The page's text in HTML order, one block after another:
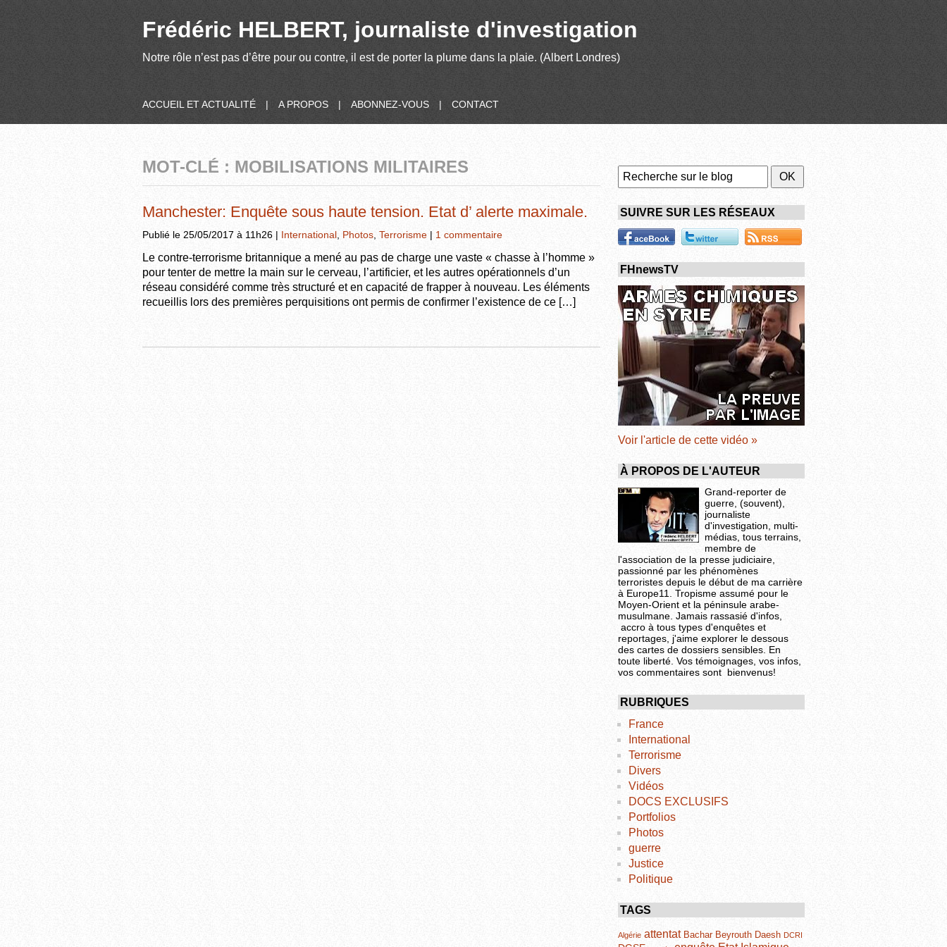
Frédéric HELBERT, journaliste d'investigation
Notre rôle n’est pas d’être pour ou contre, il est de porter la plume dans la plaie. (Albert Londres)
ACCUEIL ET ACTUALITÉ | A PROPOS | ABONNEZ-VOUS | CONTACT
MOT-CLÉ : MOBILISATIONS MILITAIRES
Manchester: Enquête sous haute tension. Etat d’ alerte maximale.
Publié le 25/05/2017 à 11h26 | International Photos Terrorisme | 1 commentaire
Le contre-terrorisme britannique a mené au pas de charge une vaste « chasse à l’homme »
pour tenter de mettre la main sur le cerveau, l’artificier, et les autres opérationnels d’un
réseau considéré comme très structuré et en capacité de frapper à nouveau. Les éléments
recueillis lors des premières perquisitions ont permis de confirmer l’existence de ce […]
SUIVRE SUR LES RÉSEAUX
FHnewsTV
Voir l'article de cette vidéo »
À PROPOS DE L'AUTEUR
Grand-reporter de
guerre, (souvent),
journaliste
d'investigation, multi-
médias, tous terrains,
membre de
l'association de la presse judiciaire,
passionné par les phénomènes
terroristes depuis le début de ma carrière
à Europe11. Tropisme assumé pour le
Moyen-Orient et la péninsule arabe-
musulmane. Jamais rassasié d'infos,
accro à tous types d'enquêtes et
reportages, j'aime explorer le dessous
des cartes de dossiers sensibles. En
toute liberté. Vos témoignages, vos infos,
vos commentaires sont bienvenus!
RUBRIQUES
France
International
Terrorisme
Divers
Vidéos
DOCS EXCLUSIFS
Portfolios
Photos
guerre
Justice
Politique
TAGS
Algérie attentat Bachar Beyrouth Daesh DCRI